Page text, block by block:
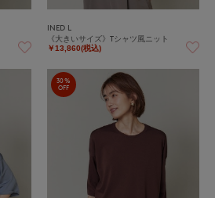
INED L
《大きいサイズ》Tシャツ風ニット
￥13,860(税込)
30%
OFF